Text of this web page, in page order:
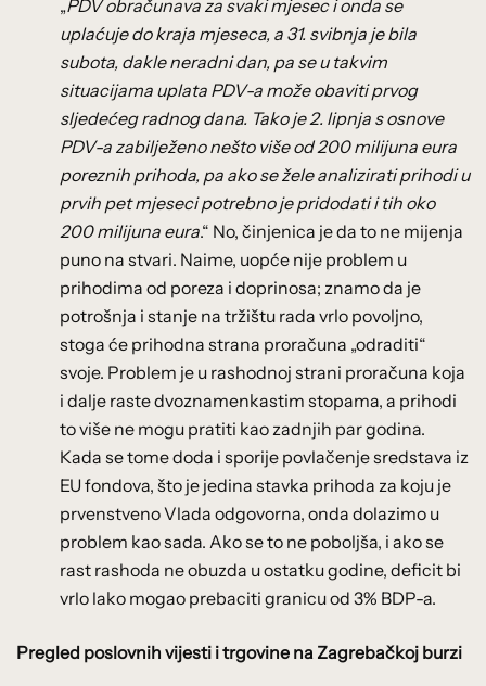
„PDV obračunava za svaki mjesec i onda se
uplaćuje do kraja mjeseca, a 31. svibnja je bila
subota, dakle neradni dan, pa se u takvim
situacijama uplata PDV-a može obaviti prvog
sljedećeg radnog dana. Tako je 2. lipnja s osnove
PDV-a zabilježeno nešto više od 200 milijuna eura
poreznih prihoda, pa ako se žele analizirati prihodi u
prvih pet mjeseci potrebno je pridodati i tih oko
200 milijuna eura.“ No, činjenica je da to ne mijenja
puno na stvari. Naime, uopće nije problem u
prihodima od poreza i doprinosa; znamo da je
potrošnja i stanje na tržištu rada vrlo povoljno,
stoga će prihodna strana proračuna „odraditi“
svoje. Problem je u rashodnoj strani proračuna koja
i dalje raste dvoznamenkastim stopama, a prihodi
to više ne mogu pratiti kao zadnjih par godina.
Kada se tome doda i sporije povlačenje sredstava iz
EU fondova, što je jedina stavka prihoda za koju je
prvenstveno Vlada odgovorna, onda dolazimo u
problem kao sada. Ako se to ne poboljša, i ako se
rast rashoda ne obuzda u ostatku godine, deficit bi
vrlo lako mogao prebaciti granicu od 3% BDP-a.
Pregled poslovnih vijesti i trgovine na Zagrebačkoj burzi